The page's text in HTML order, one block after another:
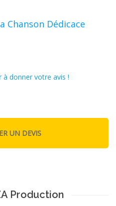
Chanson Dédicace
à donner votre avis !
Production